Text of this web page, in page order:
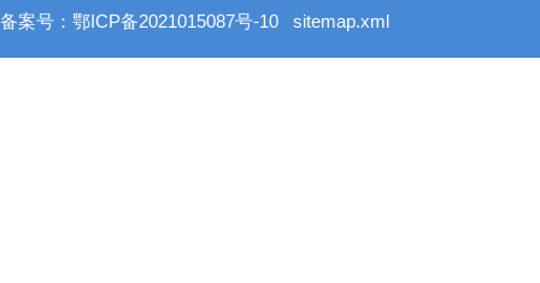
备案号：鄂ICP备2021015087号-10 sitemap.xml